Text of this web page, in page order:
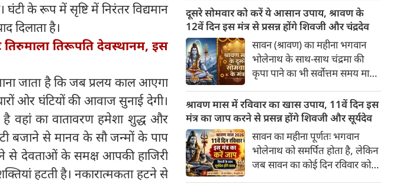
घंटी के रूप में सृष्टि में निरंतर विद्यमान
दिलाता है।
तिरुमाला तिरूपति देवस्थानम‎, इस
जाता है कि जब प्रलय काल आएगा
ओर घंटियों की आवाज सुनाई देगी।
वहां का वातावरण हमेशा शुद्ध और
बजाने से मानव के सौ जन्मों के पाप
से देवताओं के समक्ष आपकी हाजिरी
हटती है। नकारात्मकता हटने से
लेने वाले हैं? ज्योतिष और पंचांग के
अनुसार, किसी भी शुभ कार्य को सही
मुहूर्त में करने से सफलता की
संभावना बढ़ जाती है। 'वेबदुनिया'
आपके लिए लेकर आया है 09
अगस्‍त, 2026 का विशेष पंचांग और
शुभ-अशुभ मुहूर्त।
दूसरे सोमवार को करें ये आसान उपाय, श्रावण के
12वें दिन इस मंत्र से प्रसन्न होंगे शिवजी और चंद्रदेव
सावन (श्रावण) का महीना भगवान
भोलेनाथ के साथ-साथ चंद्रमा की
कृपा पाने का भी सर्वोत्तम समय माना
12वें दिन का यह विशेष संयोग
आपके जीवन से मानसिक तनाव,
नकारात्मकता और आर्थिक तंगी को
दूर कर सुख-समृद्धि ला सकता है। इस
बार दूसरा सोमवार 10 अगस्त 2026
को रहेगा।
श्रावण मास में रविवार का खास उपाय, 11वें दिन इस
मंत्र का जाप करने से प्रसन्न होंगे शिवजी और सूर्यदेव
सावन का महीना पूर्णतः भगवान
भोलेनाथ को समर्पित होता है, लेकिन
जब सावन का कोई दिन रविवार को